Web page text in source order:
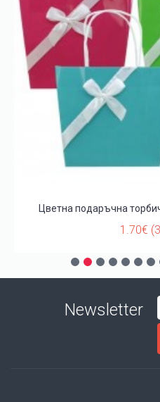
Цветна подаръчна
1.70€
Newsletter